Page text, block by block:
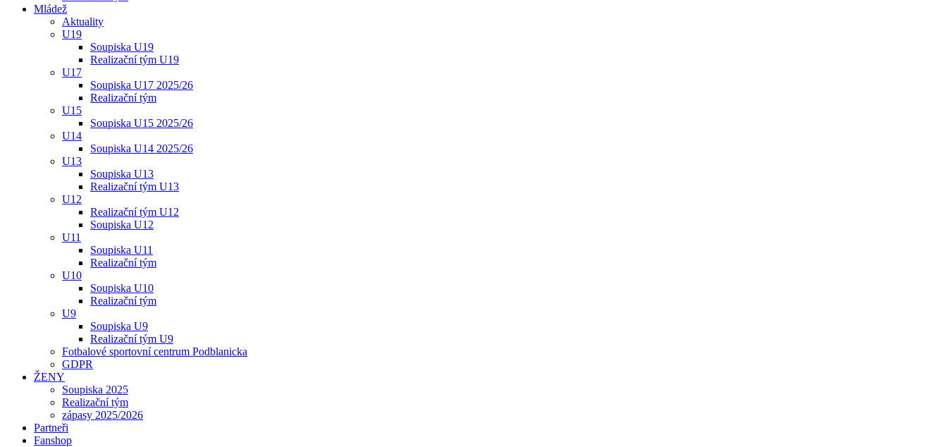
Mládež
Aktuality
U19
Soupiska U19
Realizační tým U19
U17
Soupiska U17 2025/26
Realizační tým
U15
Soupiska U15 2025/26
U14
Soupiska U14 2025/26
U13
Soupiska U13
Realizační tým U13
U12
Realizační tým U12
Soupiska U12
U11
Soupiska U11
Realizační tým
U10
Soupiska U10
Realizační tým
U9
Soupiska U9
Realizační tým U9
Fotbalové sportovní centrum Podblanicka
GDPR
ŽENY
Soupiska 2025
Realizační tým
zápasy 2025/2026
Partneři
Fanshop